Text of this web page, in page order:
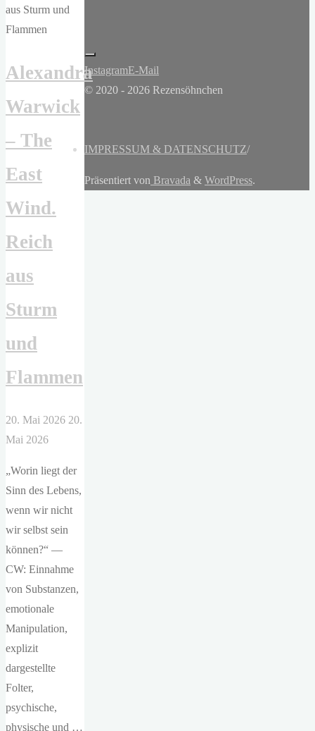
Alexandra
Warwick
– The
East
Wind.
Reich
aus
Sturm
und
Flammen
20. Mai 2026 20.
Mai 2026
„Worin liegt der
Sinn des Lebens,
wenn wir nicht
wir selbst sein
können?“ —
CW: Einnahme
von Substanzen,
emotionale
Manipulation,
explizit
dargestellte
Folter,
psychische,
physische und …
InstagramE-Mail
© 2020 - 2026 Rezensöhnchen
IMPRESSUM & DATENSCHUTZ/
Präsentiert von Bravada & WordPress.